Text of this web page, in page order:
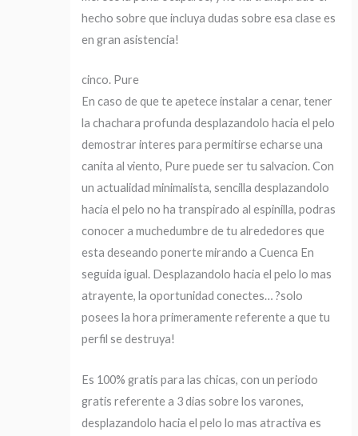
hecho sobre que incluya dudas sobre esa clase es
en gran asistencia!
cinco. Pure
En caso de que te apetece instalar a cenar, tener
la chachara profunda desplazandolo hacia el pelo
demostrar interes para permitirse echarse una
canita al viento, Pure puede ser tu salvacion. Con
un actualidad minimalista, sencilla desplazandolo
hacia el pelo no ha transpirado al espinilla, podras
conocer a muchedumbre de tu alrededores que
esta deseando ponerte mirando a Cuenca En
seguida igual. Desplazandolo hacia el pelo lo mas
atrayente, la oportunidad conectes… ?solo
posees la hora primeramente referente a que tu
perfil se destruya!
Es 100% gratis para las chicas, con un periodo
gratis referente a 3 dias sobre los varones,
desplazandolo hacia el pelo lo mas atractiva es